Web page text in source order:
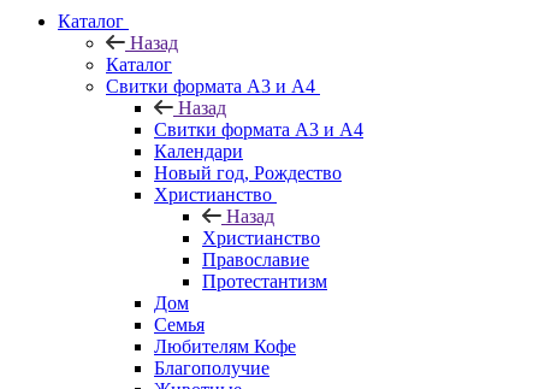
Каталог
Назад
Каталог
Свитки формата А3 и А4
Назад
Свитки формата А3 и А4
Календари
Новый год, Рождество
Христианство
Назад
Христианство
Православие
Протестантизм
Дом
Семья
Любителям Кофе
Благополучие